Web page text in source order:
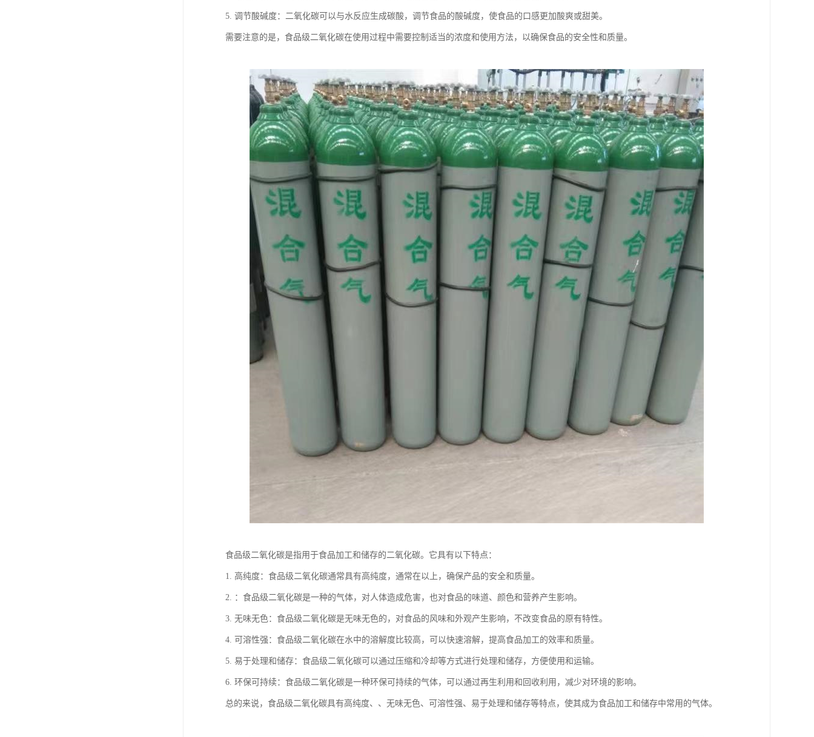
5. 调节酸碱度：二氧化碳可以与水反应生成碳酸，调节食品的酸碱度，使食品的口感更加酸爽或甜美。
需要注意的是，食品级二氧化碳在使用过程中需要控制适当的浓度和使用方法，以确保食品的安全性和质量。
食品级二氧化碳是指用于食品加工和储存的二氧化碳。它具有以下特点：
1. 高纯度：食品级二氧化碳通常具有高纯度，通常在以上，确保产品的安全和质量。
2. ：食品级二氧化碳是一种的气体，对人体造成危害，也对食品的味道、颜色和营养产生影响。
3. 无味无色：食品级二氧化碳是无味无色的，对食品的风味和外观产生影响，不改变食品的原有特性。
4. 可溶性强：食品级二氧化碳在水中的溶解度比较高，可以快速溶解，提高食品加工的效率和质量。
5. 易于处理和储存：食品级二氧化碳可以通过压缩和冷却等方式进行处理和储存，方便使用和运输。
6. 环保可持续：食品级二氧化碳是一种环保可持续的气体，可以通过再生利用和回收利用，减少对环境的影响。
总的来说，食品级二氧化碳具有高纯度、、无味无色、可溶性强、易于处理和储存等特点，使其成为食品加工和储存中常用的气体。